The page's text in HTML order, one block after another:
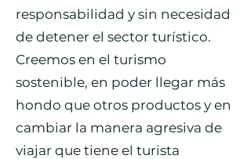
responsabilidad y sin necesidad
de detener el sector turístico.
Creemos en el turismo
sostenible, en poder llegar más
hondo que otros productos y en
cambiar la manera agresiva de
viajar que tiene el turista